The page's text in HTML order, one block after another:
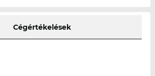
Cégértékelések